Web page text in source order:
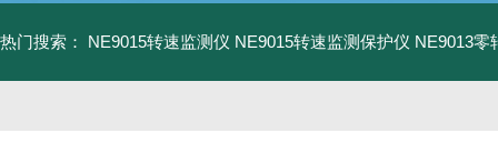
热门搜索： NE9015转速监测仪 NE9015转速监测保护仪 NE9013零